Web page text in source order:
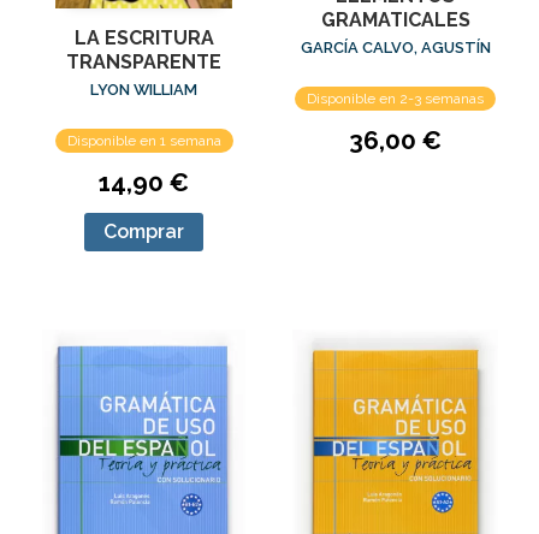
LA ESCRITURA
TRANSPARENTE
LYON WILLIAM
Disponible en 1 semana
14,90 €
Comprar
GRAMATICALES
GARCÍA CALVO, AGUSTÍN
Disponible en 2-3 semanas
36,00 €